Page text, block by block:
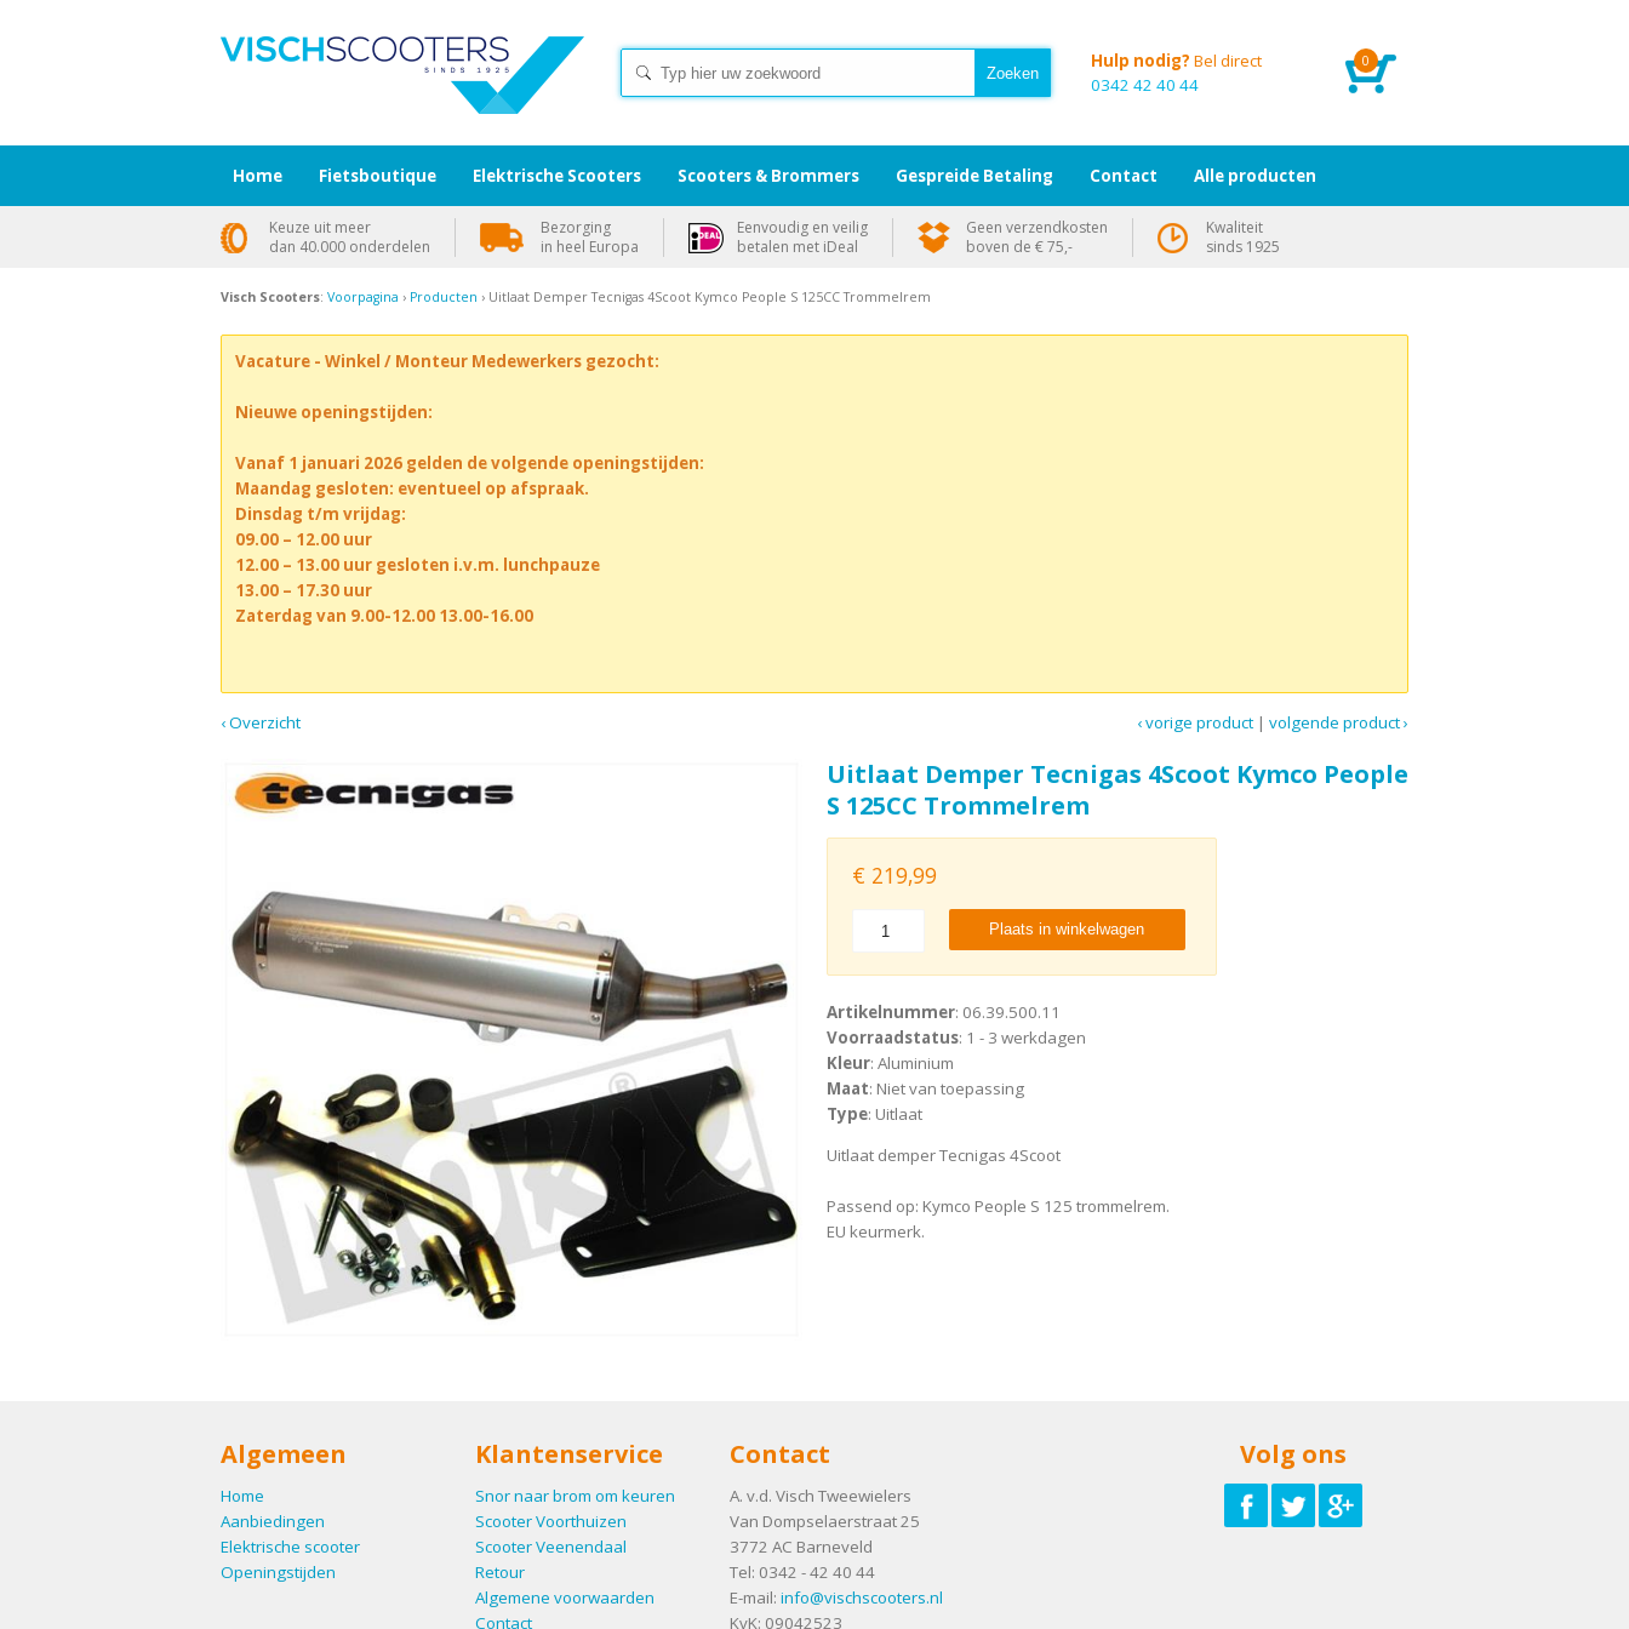
0
Hulp nodig? Bel direct
0342 42 40 44
Visch Scooters: Voorpagina › Producten › Uitlaat Demper Tecnigas 4Scoot Kymco People S 125CC Trommelrem
Vacature - Winkel / Monteur Medewerkers gezocht:
Nieuwe openingstijden:
Vanaf 1 januari 2026 gelden de volgende openingstijden:
Maandag gesloten: eventueel op afspraak.
Dinsdag t/m vrijdag:
09.00 – 12.00 uur
12.00 – 13.00 uur gesloten i.v.m. lunchpauze
13.00 – 17.30 uur
Zaterdag van 9.00-12.00 13.00-16.00
‹ Overzicht volgende product ›
|
‹ vorige product
Uitlaat Demper Tecnigas 4Scoot Kymco People
S 125CC Trommelrem
€ 219,99
Plaats in winkelwagen
Artikelnummer: 06.39.500.11
Voorraadstatus: 1 - 3 werkdagen
Kleur: Aluminium
Maat: Niet van toepassing
Type: Uitlaat
Uitlaat demper Tecnigas 4Scoot
Passend op: Kymco People S 125 trommelrem.
EU keurmerk.
Algemeen
Home
Aanbiedingen
Elektrische scooter
Openingstijden
Klantenservice
Snor naar brom om keuren
Scooter Voorthuizen
Scooter Veenendaal
Retour
Algemene voorwaarden
Contact
Contact
A. v.d. Visch Tweewielers
Van Dompselaerstraat 25
3772 AC Barneveld
Tel: 0342 - 42 40 44
E-mail: info@vischscooters.nl
KvK: 09042523
Volg ons
Home Fietsboutique Elektrische Scooters Scooters & Brommers Gespreide Betaling Contact Alle producten
Keuze uit meer
dan 40.000 onderdelen
Bezorging
in heel Europa
Eenvoudig en veilig
betalen met iDeal
Geen verzendkosten
boven de € 75,-
Kwaliteit
sinds 1925